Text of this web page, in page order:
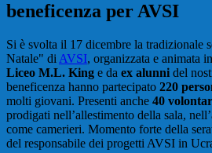
beneficenza per AVSI
Si è svolta il 17 dicembre la tradizionale
Natale" di AVSI, organizzata e animata
Liceo M.L. King e da ex alunni del
beneficenza hanno partecipato 220
molti giovani. Presenti anche 40
prodigati nell’allestimento della sala,
come camerieri. Momento forte della
del responsabile dei progetti AVSI in